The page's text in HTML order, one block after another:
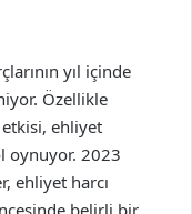
yıl içinde
Özellikle
etkisi, ehliyet
oynuyor. 2023
ehliyet harcı
belirli bir